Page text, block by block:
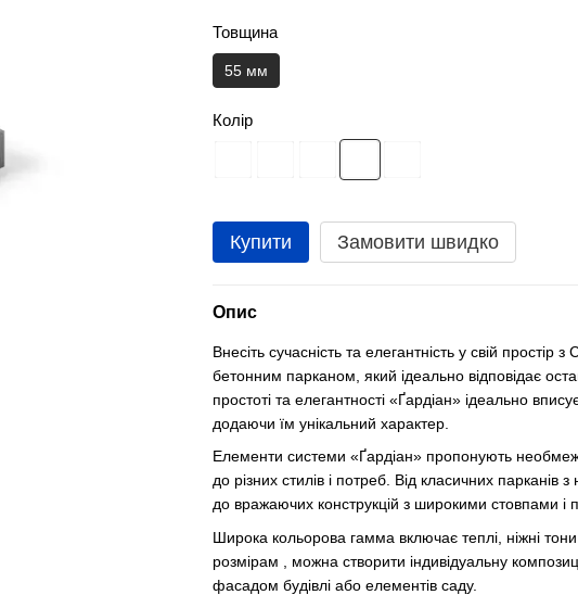
Товщина
55 мм
Колір
Купити Замовити швидко
Опис
Внесіть сучасність та елегантність у свій
бетонним парканом, який ідеально відповідає
простоті та елегантності «Ґардіан» ідеально
додаючи їм унікальний характер.
Елементи системи «Ґардіан» пропонують
до різних стилів і потреб. Від класичних
до вражаючих конструкцій з широкими стовпами
Широка кольорова гамма включає теплі, ніжні
розмірам , можна створити індивідуальну
фасадом будівлі або елементів саду.